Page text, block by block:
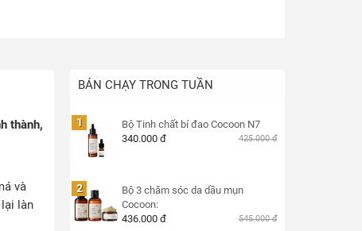
thành,
và
làn
BÁN CHẠY TRONG TUẦN
1
Bộ Tinh chất bí đao Cocoon N7
340.000 đ
425.000 đ
2
Bộ 3 chăm sóc da dầu mụn
Cocoon:
436.000 đ
545.000 đ